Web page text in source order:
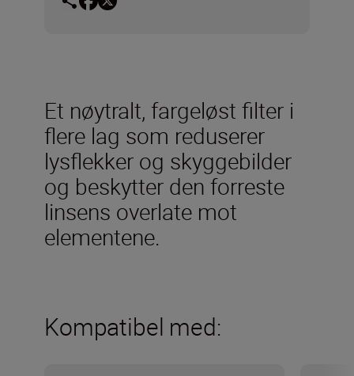
Et nøytralt, fargeløst filter i
flere lag som reduserer
lysflekker og skyggebilder
og beskytter den forreste
linsens overlate mot
elementene.
Kompatibel med: